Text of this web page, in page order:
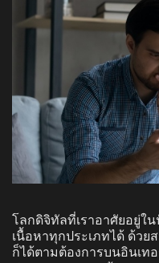
โลกดิจิทัลที่เราอาศัยอยู่ใ
เนื้อหาทุกประเภทได้ ด้ว
ก็ได้ตามต้องการบนอินเท